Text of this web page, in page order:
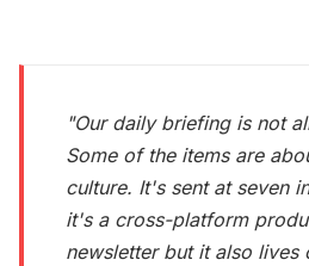
"Our daily briefing is not
Some of the items are
culture. It's sent at seven
it's a cross-platform
newsletter but it also lives